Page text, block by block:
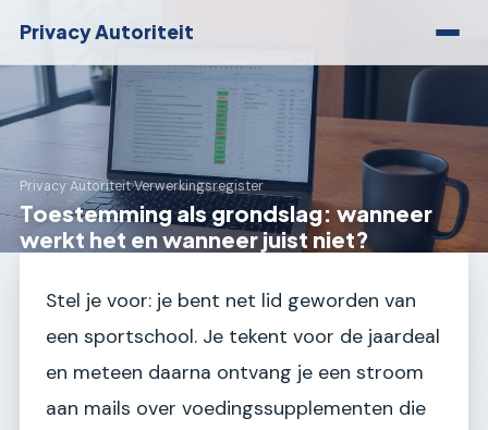
Privacy Autoriteit
Privacy Autoriteit›Verwerkingsregister
Toestemming als grondslag: wanneer
werkt het en wanneer juist niet?
Stel je voor: je bent net lid geworden van
een sportschool. Je tekent voor de jaardeal
en meteen daarna ontvang je een stroom
aan mails over voedingssupplementen die